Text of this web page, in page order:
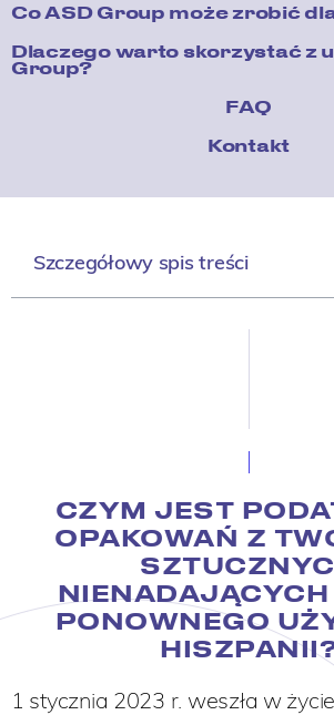
Co ASD Group może zrobić
Dlaczego warto skorzystać z
Group?
FAQ
Kontakt
Szczegółowy spis treści
CZYM JEST
OPAKOWAŃ Z
NIENADAJĄCYCH
PONOWNEGO
1 stycznia 2023 r. weszła w